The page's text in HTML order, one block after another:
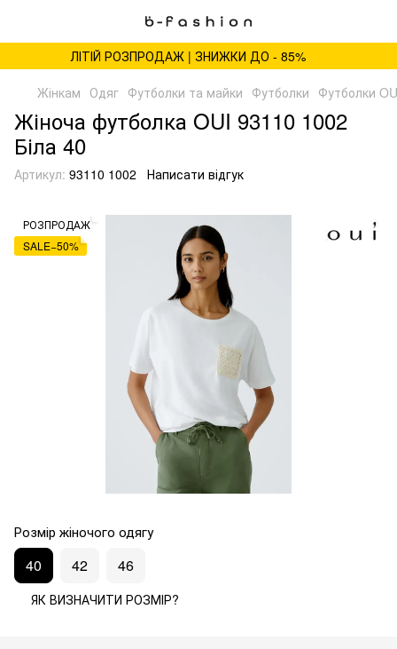
ЛІТІЙ РОЗПРОДАЖ | ЗНИЖКИ ДО - 85%
Жінкам Одяг Футболки та майки Футболки Футболки
Жіноча футболка OUI 93110 1002
Біла 40
Артикул: 93110 1002 Написати відгук
РОЗПРОДАЖ
SALE−50%
Розмір жіночого одягу
40 42 46
ЯК ВИЗНАЧИТИ РОЗМІР?